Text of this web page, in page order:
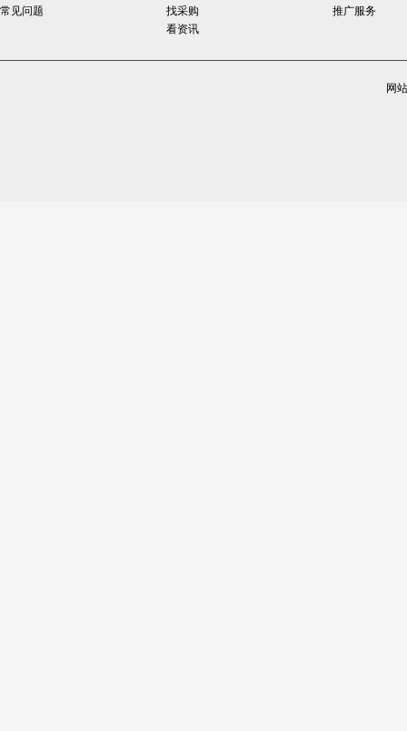
常见问题
找采购
看资讯
推广服务
网